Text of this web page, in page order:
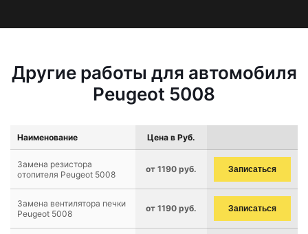
Другие работы для автомобиля
Peugeot 5008
Наименование Цена в Руб.
Замена резистора
отопителя Peugeot 5008
от 1190 руб. Записаться
Замена вентилятора печки
Peugeot 5008
от 1190 руб. Записаться